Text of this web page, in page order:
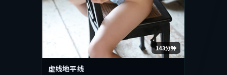
143分钟
虚线地平线